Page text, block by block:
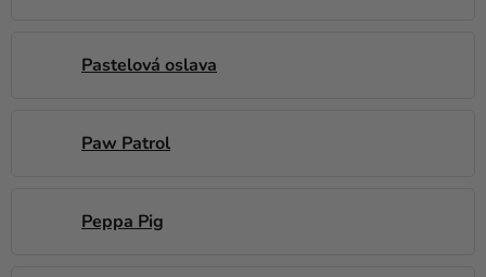
Pastelová oslava
Paw Patrol
Peppa Pig